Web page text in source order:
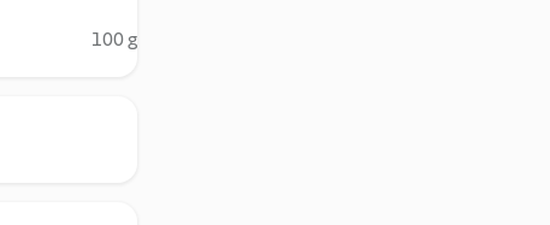
100 g